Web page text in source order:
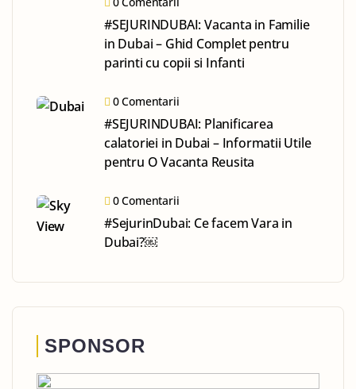
#SEJURINDUBAI: Vacanta in Familie
in Dubai – Ghid Complet pentru
parinti cu copii si Infanti
0 Comentarii
#SEJURINDUBAI: Planificarea
calatoriei in Dubai – Informatii Utile
pentru O Vacanta Reusita
0 Comentarii
#SejurinDubai: Ce facem Vara in
Dubai?￼
SPONSOR